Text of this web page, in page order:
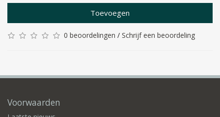
Toevoegen
0 beoordelingen / Schrijf een beoordeling
Voorwaarden